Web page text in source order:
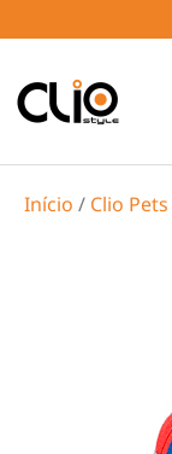
Início / Clio Pets